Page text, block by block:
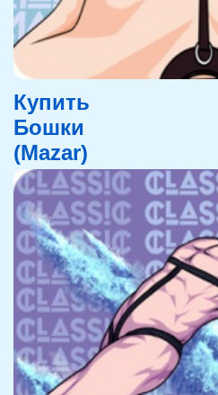
Купить
Бошки
(Mazar)